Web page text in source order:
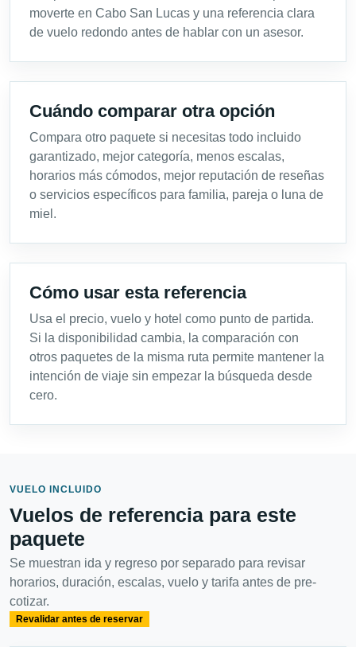
moverte en Cabo San Lucas y una referencia clara
de vuelo redondo antes de hablar con un asesor.
Cuándo comparar otra opción
Compara otro paquete si necesitas todo incluido
garantizado, mejor categoría, menos escalas,
horarios más cómodos, mejor reputación de reseñas
o servicios específicos para familia, pareja o luna de
miel.
Cómo usar esta referencia
Usa el precio, vuelo y hotel como punto de partida.
Si la disponibilidad cambia, la comparación con
otros paquetes de la misma ruta permite mantener la
intención de viaje sin empezar la búsqueda desde
cero.
VUELO INCLUIDO
Vuelos de referencia para este
paquete
Se muestran ida y regreso por separado para revisar
horarios, duración, escalas, vuelo y tarifa antes de pre-
cotizar.
Revalidar antes de reservar